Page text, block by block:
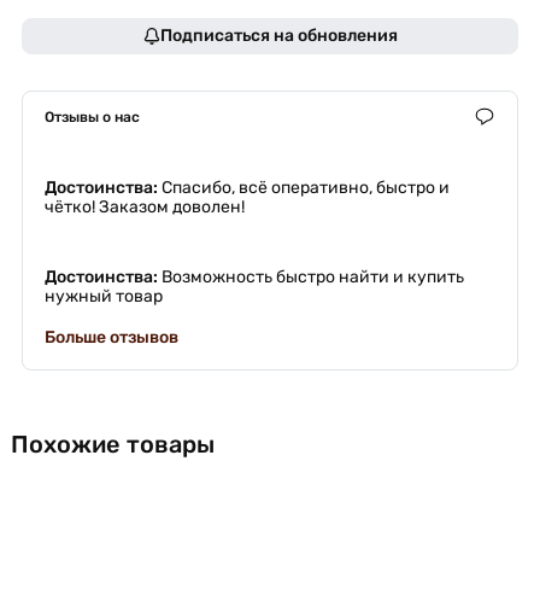
Подписаться на обновления
Отзывы о нас
Достоинства: Спасибо, всё оперативно, быстро и
чётко! Заказом доволен!
Достоинства: Возможность быстро найти и купить
нужный товар
Больше отзывов
Похожие товары